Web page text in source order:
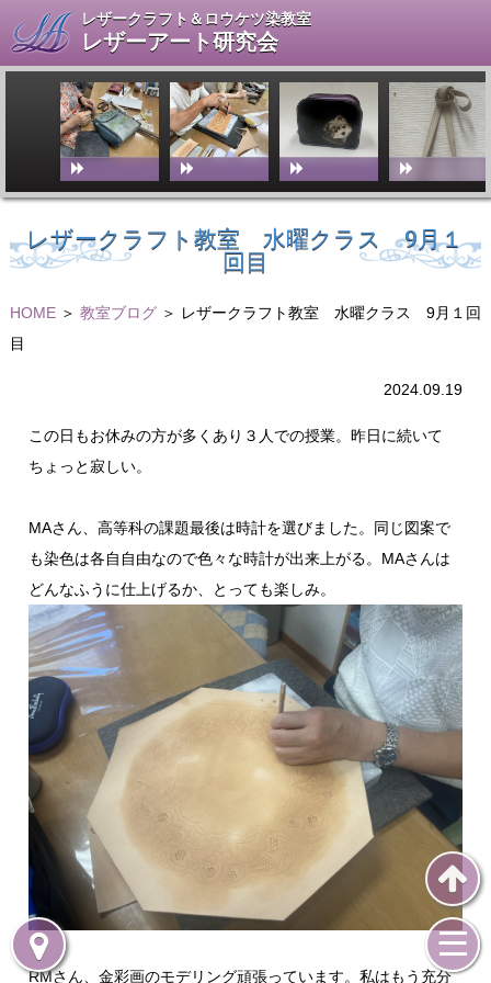
レザークラフト＆ロウケツ染教室
レザーアート研究会
レザークラフト教室 水曜クラス 9月１
回目
HOME＞ 教室ブログ＞ レザークラフト教室 水曜クラス 9月１回
目
2024.09.19
この日もお休みの方が多くあり３人での授業。昨日に続いて
ちょっと寂しい。
MAさん、高等科の課題最後は時計を選びました。同じ図案で
も染色は各自自由なので色々な時計が出来上がる。MAさんは
どんなふうに仕上げるか、とっても楽しみ。
RMさん、金彩画のモデリング頑張っています。私はもう充分